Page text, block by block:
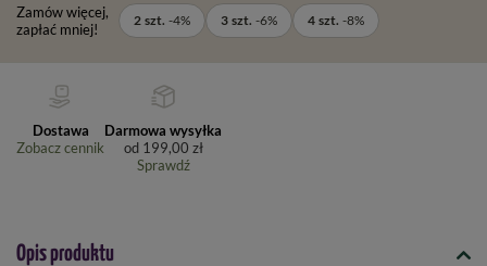
Zamów więcej,
zapłać mniej!
2 szt. -4% 3 szt. -6% 4 szt. -8%
Dostawa
Zobacz cennik
Darmowa wysyłka
od 199,00 zł
Sprawdź
Opis produktu